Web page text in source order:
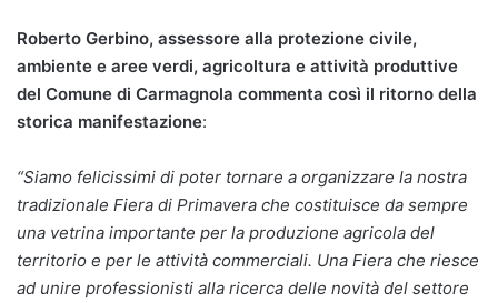
Roberto Gerbino, assessore alla protezione civile,
ambiente e aree verdi, agricoltura e attività produttive
del Comune di Carmagnola commenta così il ritorno della
storica manifestazione:
“Siamo felicissimi di poter tornare a organizzare la nostra
tradizionale Fiera di Primavera che costituisce da sempre
una vetrina importante per la produzione agricola del
territorio e per le attività commerciali. Una Fiera che riesce
ad unire professionisti alla ricerca delle novità del settore